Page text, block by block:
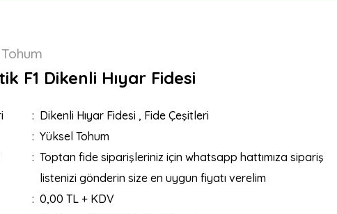
F1 Dikenli Hıyar Fidesi
Dikenli Hıyar Fidesi , Fide Çeşitleri
Yüksel Tohum
Toptan fide siparişleriniz için whatsapp hattımıza sipariş
listenizi gönderin size en uygun fiyatı verelim
0,00 TL + KDV